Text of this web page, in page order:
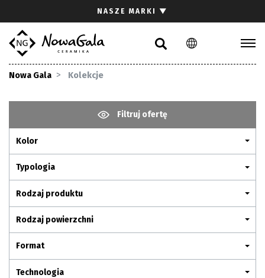
PL EN
NASZE MARKI ▼
Nowa Gala Kolekcje
Filtruj ofertę
Kolor
Typologia
Rodzaj produktu
Rodzaj powierzchni
Format
Technologia
Gdzie kupić
Pliki do pobrania
Pytania i odpowiedzi
Kariera
Kontakt
Komunikacja z akcjonariuszami